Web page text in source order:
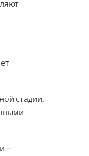
стадии,
–